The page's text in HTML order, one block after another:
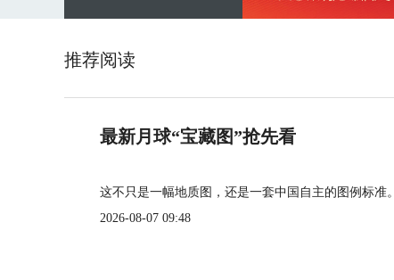
推荐阅读
最新月球“宝藏图”抢先看
这不只是一幅地质图，还是一套中国自主的图例标准。
2026-08-07 09:48